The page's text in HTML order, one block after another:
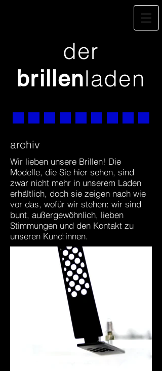
der
brillenladen
archiv
Wir lieben unsere Brillen! Die
Modelle, die Sie hier sehen, sind
zwar nicht mehr in unserem Laden
erhältlich, doch sie zeigen nach wie
vor das, wofür wir stehen: wir sind
bunt, außergewöhnlich, lieben
Stimmungen und den Kontakt zu
unseren Kund:innen.